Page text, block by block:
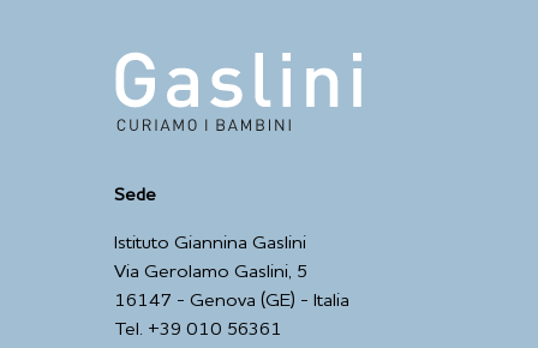
Sede
Istituto Giannina Gaslini
Via Gerolamo Gaslini, 5
16147 - Genova (GE) - Italia
Tel. +39 010 56361